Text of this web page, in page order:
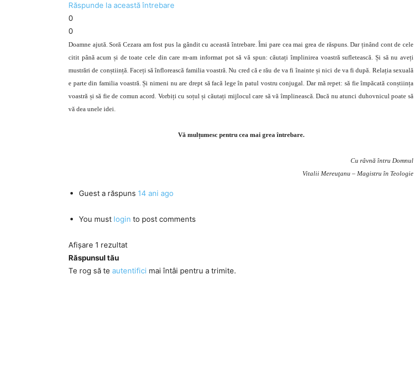
Răspunde la această întrebare
0
0
Doamne ajută. Soră Cezara am fost pus la gândit cu această întrebare. Îmi pare cea mai grea de răspuns. Dar ținând cont de cele
citit până acum și de toate cele din care m-am informat pot să vă spun: căutați împlinirea voastră sufletească. Și să nu aveți
mustrări de conștiință. Faceți să înflorească familia voastră. Nu cred că e rău de va fi înainte și nici de va fi după. Relația sexuală
e parte din familia voastră. Și nimeni nu are drept să facă lege în patul vostru conjugal. Dar mă repet: să fie împăcată conștiința
voastră și să fie de comun acord. Vorbiți cu soțul și căutați mijlocul care să vă împlinească. Dacă nu atunci duhovnicul poate să
vă dea unele idei.
Vă mulțumesc pentru cea mai grea întrebare.
Cu râvnă întru Domnul
Vitalii Mereuţanu – Magistru în Teologie
Guest a răspuns 14 ani ago
You must login to post comments
Afișare 1 rezultat
Răspunsul tău
Te rog să te autentifici mai întâi pentru a trimite.